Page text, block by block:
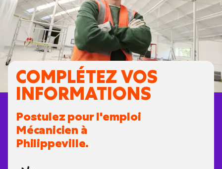
COMPLÉTEZ VOS
INFORMATIONS
Postulez pour l'emploi
Mécanicien à
Philippeville.